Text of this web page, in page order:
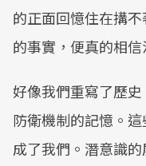
的正面回憶住在搆
的事實，便真的相
好像我們重寫了歷
防衛機制的記憶。
成了我們。潛意識